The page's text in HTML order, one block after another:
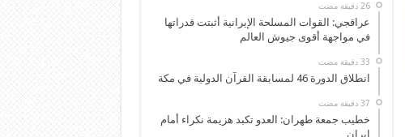
‏26 دقيقة مضت
عراقجي: القوات المسلحة الإيرانية أثبتت قدراتها
في مواجهة أقوى جيوش العالم
انطلاق الدورة 46 لمسابقة القرآن الدولية في مكة
خطيب جمعة طهران: العدو تكبد هزيمة نكراء أمام
إيران